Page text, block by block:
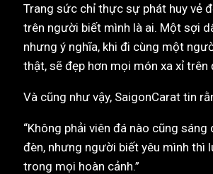
Trang sức chỉ thực sự phát huy vẻ
trên người biết mình là ai. Một sợi
nhưng ý nghĩa, khi đi cùng một
thật, sẽ đẹp hơn mọi món xa xỉ trên
Và cũng như vậy, SaigonCarat tin
“Không phải viên đá nào cũng
đèn, nhưng người biết yêu mình thì
trong mọi hoàn cảnh.”